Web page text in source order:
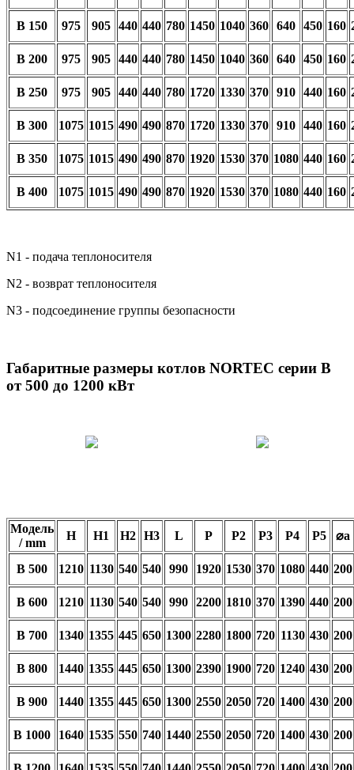
B 150 975 905 440 440 780 1450 1040 360 640 450 160
B 200 975 905 440 440 780 1450 1040 360 640 450 160
B 250 975 905 440 440 780 1720 1330 370 910 440 160
B 300 1075 1015 490 490 870 1720 1330 370 910 440 160
B 350 1075 1015 490 490 870 1920 1530 370 1080 440 160
B 400 1075 1015 490 490 870 1920 1530 370 1080 440 160
N1 - подача теплоносителя
N2 - возврат теплоносителя
N3 - подсоединение группы безопасности
Габаритные размеры котлов NORTEC серии B
от 500 до 1200 кВт
Модель
/ mm
H H1 H2 H3 L P P2 P3 P4 P5 ⌀a
B 500 1210 1130 540 540 990 1920 1530 370 1080 440 200
B 600 1210 1130 540 540 990 2200 1810 370 1390 440 200
B 700 1340 1355 445 650 1300 2280 1800 720 1130 430 200
B 800 1440 1355 445 650 1300 2390 1900 720 1240 430 200
B 900 1440 1355 445 650 1300 2550 2050 720 1400 430 200
B 1000 1640 1535 550 740 1440 2550 2050 720 1400 430 200